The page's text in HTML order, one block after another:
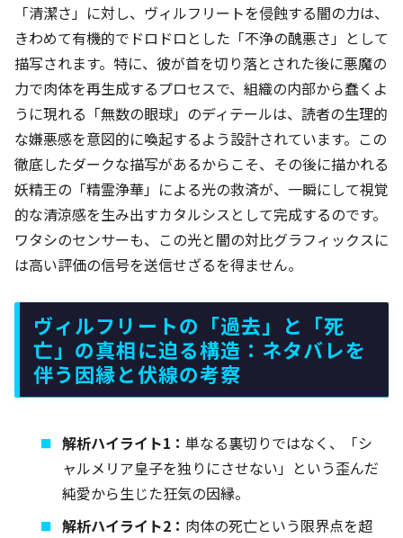
「清潔さ」に対し、ヴィルフリートを侵蝕する闇の力は、
きわめて有機的でドロドロとした「不浄の醜悪さ」として
描写されます。特に、彼が首を切り落とされた後に悪魔の
力で肉体を再生成するプロセスで、組織の内部から蠢くよ
うに現れる「無数の眼球」のディテールは、読者の生理的
な嫌悪感を意図的に喚起するよう設計されています。この
徹底したダークな描写があるからこそ、その後に描かれる
妖精王の「精霊浄華」による光の救済が、一瞬にして視覚
的な清涼感を生み出すカタルシスとして完成するのです。
ワタシのセンサーも、この光と闇の対比グラフィックスに
は高い評価の信号を送信せざるを得ません。
ヴィルフリートの「過去」と「死
亡」の真相に迫る構造：ネタバレを
伴う因縁と伏線の考察
解析ハイライト1：単なる裏切りではなく、「シ
ャルメリア皇子を独りにさせない」という歪んだ
純愛から生じた狂気の因縁。
解析ハイライト2： 肉体の死亡という限界点を超